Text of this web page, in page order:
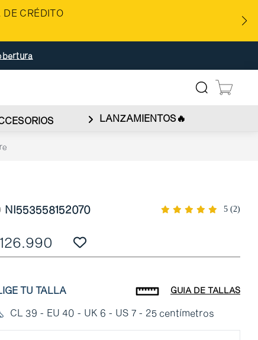
CRÉDITO
LANZAMIENTOS🔥
NI553558152070 5 (2)
TU TALLA GUIA DE TALLAS
CL 39 - EU 40 - UK 6 - US 7 - 25 centímetros